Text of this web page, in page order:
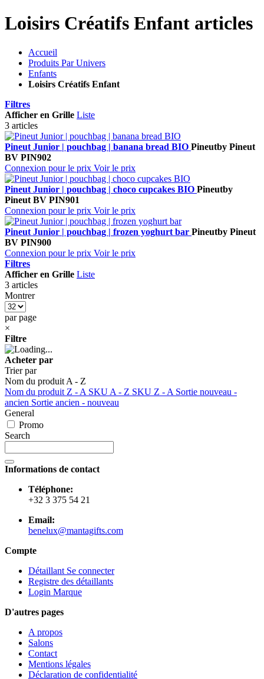
Loisirs Créatifs Enfant articles
Accueil
Produits Par Univers
Enfants
Loisirs Créatifs Enfant
Filtres
Afficher en Grille Liste
3 articles
Pineut Junior | pouchbag | banana bread BIO Pineutby Pineut
BV PIN902
Connexion pour le prix Voir le prix
Pineut Junior | pouchbag | choco cupcakes BIO Pineutby
Pineut BV PIN901
Connexion pour le prix Voir le prix
Pineut Junior | pouchbag | frozen yoghurt bar Pineutby Pineut
BV PIN900
Connexion pour le prix Voir le prix
Filtres
Afficher en Grille Liste
3 articles
Montrer
par page
×
Filtre
Acheter par
Trier par
Nom du produit A - Z
Nom du produit Z - A SKU A - Z SKU Z - A Sortie nouveau -
ancien Sortie ancien - nouveau
General
Promo
Search
Informations de contact
Téléphone:
+32 3 375 54 21
Email:
benelux@mantagifts.com
Compte
Détaillant Se connecter
Registre des détaillants
Login Marque
D'autres pages
A propos
Salons
Contact
Mentions légales
Déclaration de confidentialité